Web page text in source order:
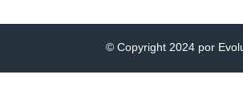
© Copyright 2024 por